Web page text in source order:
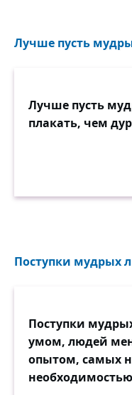
Лучше пусть
Лучше пусть
плакать, чем
Поступки мудрых
Поступки
умом, людей
опытом, самых